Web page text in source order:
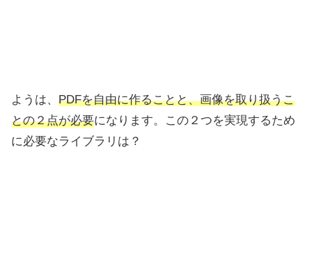
ようは、 PDFを自由に作ることと、画像を取り扱うこ
との２点が必要になります。この２つを実現するため
に必要なライブラリは？